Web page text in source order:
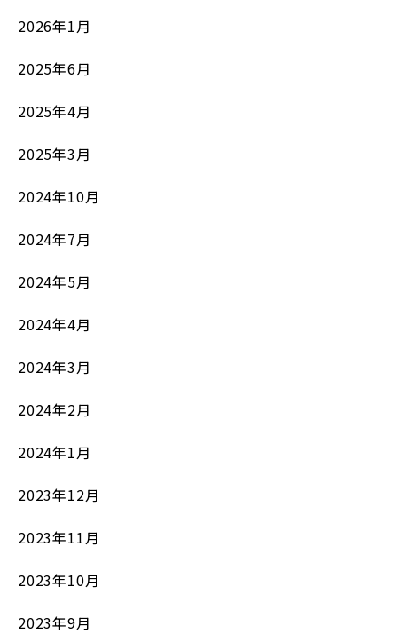
2026年1月
2025年6月
2025年4月
2025年3月
2024年10月
2024年7月
2024年5月
2024年4月
2024年3月
2024年2月
2024年1月
2023年12月
2023年11月
2023年10月
2023年9月